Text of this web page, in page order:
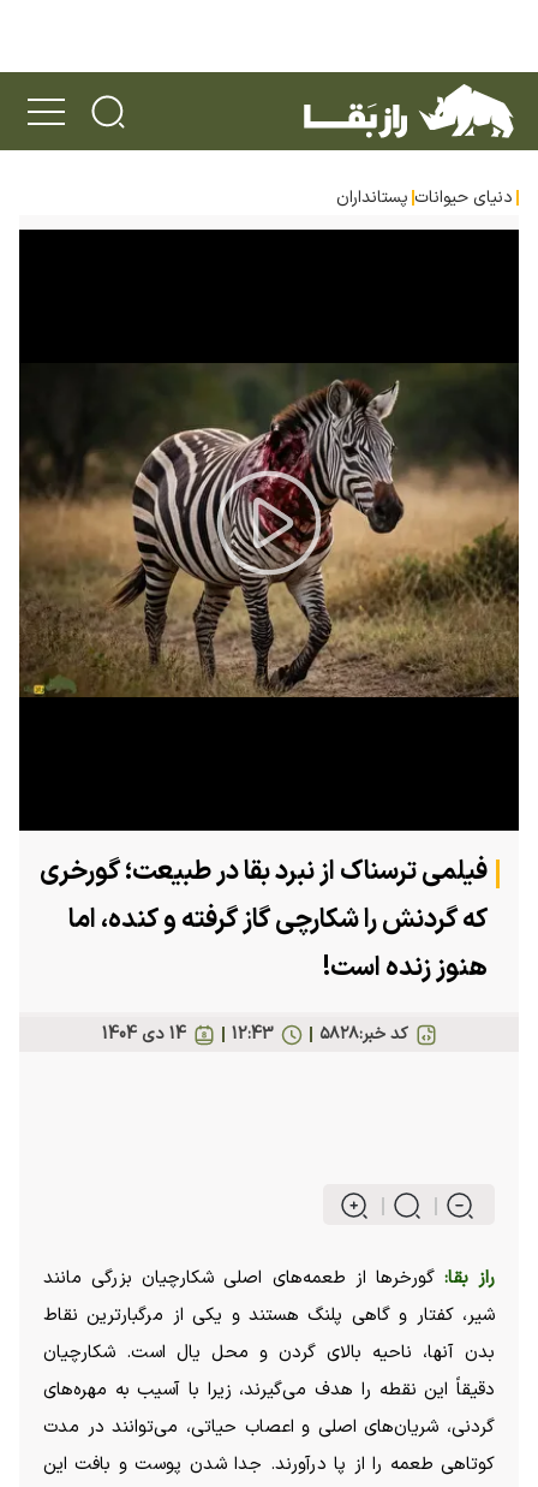
دنیای حیوانات پستانداران
Play
Video
فیلمی ترسناک از نبرد بقا در طبیعت؛ گورخری
که گردنش را شکارچی گاز گرفته و کنده، اما
هنوز زنده است!
کد خبر:۵۸۲۸ 14 دی 1404 12:43
راز بقا: گورخر‌ها از طعمه‌های اصلی شکارچیان بزرگی مانند
شیر، کفتار و گاهی پلنگ هستند و یکی از مرگبارترین نقاط
بدن آنها، ناحیه بالای گردن و محل یال است. شکارچیان
دقیقاً این نقطه را هدف می‌گیرند، زیرا با آسیب به مهره‌های
گردنی، شریان‌های اصلی و اعصاب حیاتی، می‌توانند در مدت
کوتاهی طعمه را از پا درآورند. جدا شدن پوست و بافت این